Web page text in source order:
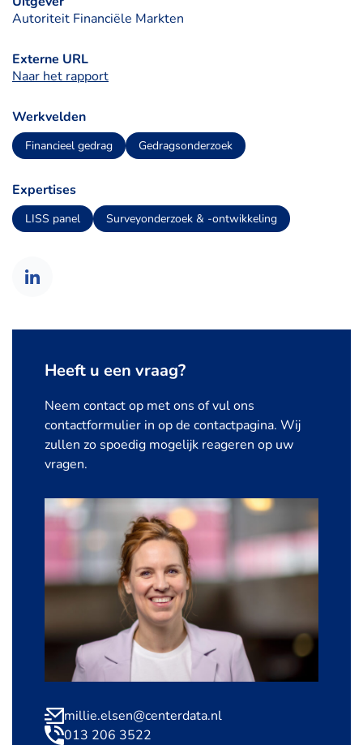
Autoriteit Financiële Markten
Externe URL
Naar het rapport
Werkvelden
Financieel gedrag Gedragsonderzoek
Expertises
LISS panel Surveyonderzoek & -ontwikkeling
Heeft u een vraag?
Neem contact op met ons of vul ons
contactformulier in op de contactpagina. Wij
zullen zo spoedig mogelijk reageren op uw
vragen.
millie.elsen@centerdata.nl
013 206 3522